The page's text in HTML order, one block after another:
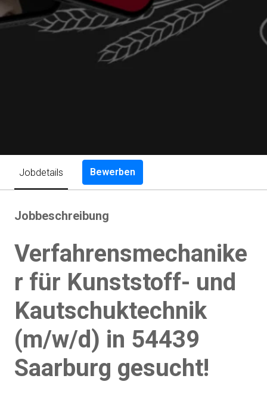
Jobdetails Bewerben
Jobbeschreibung
Verfahrensmechanike
r für Kunststoff- und
Kautschuktechnik
(m/w/d) in 54439
Saarburg gesucht!